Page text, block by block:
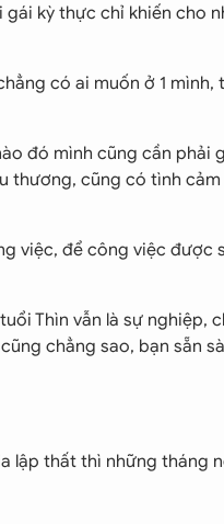
kỳ thực chỉ khiến cho
có ai muốn ở 1 mình,
đó mình cũng cần phải
thương, cũng có tình
việc, để công việc được
Thìn vẫn là sự nghiệp,
chẳng sao, bạn sẵn
lập thất thì những tháng